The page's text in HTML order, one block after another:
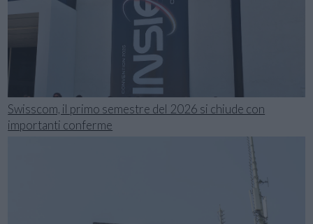
Swisscom, il primo semestre del 2026 si chiude con
importanti conferme